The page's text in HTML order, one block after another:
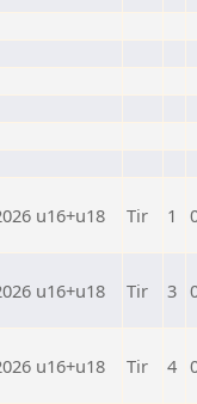
u16+u18
Tir 1
u16+u18
Tir 3
u16+u18
Tir 4